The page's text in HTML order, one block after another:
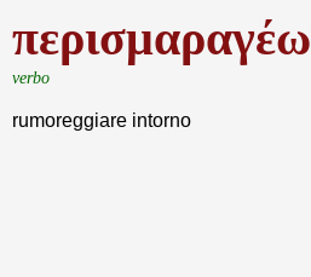
περισμαραγέω
verbo
rumoreggiare intorno